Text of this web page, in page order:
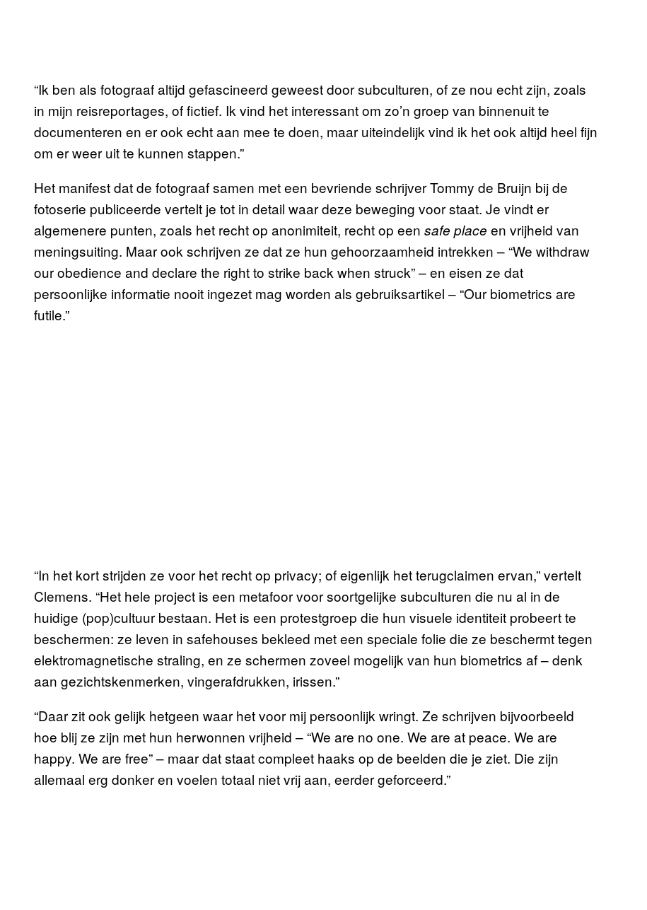
“Ik ben als fotograaf altijd gefascineerd geweest door subculturen, of ze nou echt zijn, zoals
in mijn reisreportages, of fictief. Ik vind het interessant om zo’n groep van binnenuit te
documenteren en er ook echt aan mee te doen, maar uiteindelijk vind ik het ook altijd heel fijn
om er weer uit te kunnen stappen.”
Het manifest dat de fotograaf samen met een bevriende schrijver Tommy de Bruijn bij de
fotoserie publiceerde vertelt je tot in detail waar deze beweging voor staat. Je vindt er
algemenere punten, zoals het recht op anonimiteit, recht op een safe place en vrijheid van
meningsuiting. Maar ook schrijven ze dat ze hun gehoorzaamheid intrekken – “We withdraw
our obedience and declare the right to strike back when struck” – en eisen ze dat
persoonlijke informatie nooit ingezet mag worden als gebruiksartikel – “Our biometrics are
futile.”
“In het kort strijden ze voor het recht op privacy; of eigenlijk het terugclaimen ervan,” vertelt
Clemens. “Het hele project is een metafoor voor soortgelijke subculturen die nu al in de
huidige (pop)cultuur bestaan. Het is een protestgroep die hun visuele identiteit probeert te
beschermen: ze leven in safehouses bekleed met een speciale folie die ze beschermt tegen
elektromagnetische straling, en ze schermen zoveel mogelijk van hun biometrics af – denk
aan gezichtskenmerken, vingerafdrukken, irissen.”
“Daar zit ook gelijk hetgeen waar het voor mij persoonlijk wringt. Ze schrijven bijvoorbeeld
hoe blij ze zijn met hun herwonnen vrijheid – “We are no one. We are at peace. We are
happy. We are free” – maar dat staat compleet haaks op de beelden die je ziet. Die zijn
allemaal erg donker en voelen totaal niet vrij aan, eerder geforceerd.”